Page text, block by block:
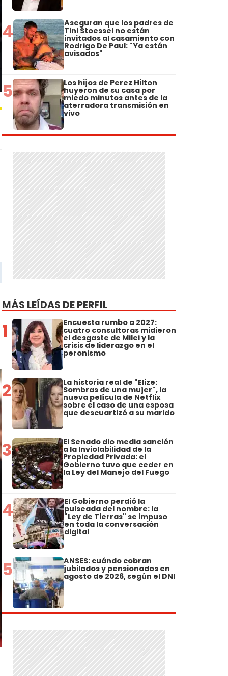
4 Aseguran que los padres de
Tini Stoessel no están
invitados al casamiento con
Rodrigo De Paul: "Ya están
avisados"
5 Los hijos de Perez Hilton
huyeron de su casa por
miedo minutos antes de la
aterradora transmisión en
vivo
MÁS LEÍDAS DE PERFIL
1 Encuesta rumbo a 2027:
cuatro consultoras midieron
el desgaste de Milei y la
crisis de liderazgo en el
peronismo
2 La historia real de "Elize:
Sombras de una mujer", la
nueva película de Netflix
sobre el caso de una esposa
que descuartizó a su marido
3 El Senado dio media sanción
a la Inviolabilidad de la
Propiedad Privada: el
Gobierno tuvo que ceder en
la Ley del Manejo del Fuego
4 El Gobierno perdió la
pulseada del nombre: la
"Ley de Tierras" se impuso
en toda la conversación
digital
5 ANSES: cuándo cobran
jubilados y pensionados en
agosto de 2026, según el DNI